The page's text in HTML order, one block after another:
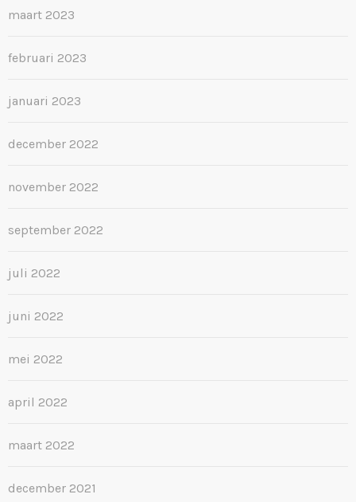
maart 2023
februari 2023
januari 2023
december 2022
november 2022
september 2022
juli 2022
juni 2022
mei 2022
april 2022
maart 2022
december 2021